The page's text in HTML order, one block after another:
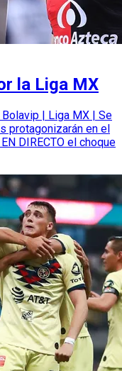
la Liga MX
Bolavip | Liga MX | Se
protagonizarán en el
DIRECTO el choque